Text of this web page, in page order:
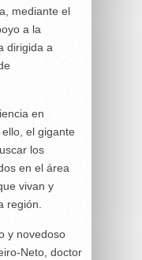
mediante el
a la
dirigida a
en
el gigante
los
en el área
vivan y
región.
y novedoso
Neto, doctor